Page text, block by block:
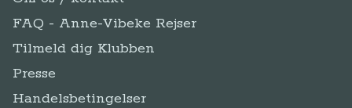
FAQ - Anne-Vibeke Rejser
Tilmeld dig Klubben
Presse
Handelsbetingelser